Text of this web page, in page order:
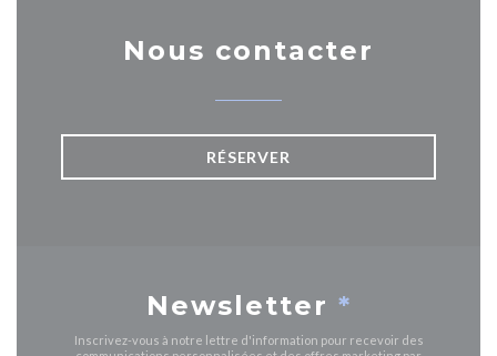
Nous contacter
RÉSERVER
Newsletter *
Inscrivez-vous à notre lettre d'information pour recevoir des